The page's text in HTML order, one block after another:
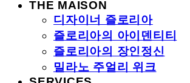
THE MAISON
디자이너 즐로리아
즐로리아의 아이덴티티
즐로리아의 장인정신
밀라노 주얼리 위크